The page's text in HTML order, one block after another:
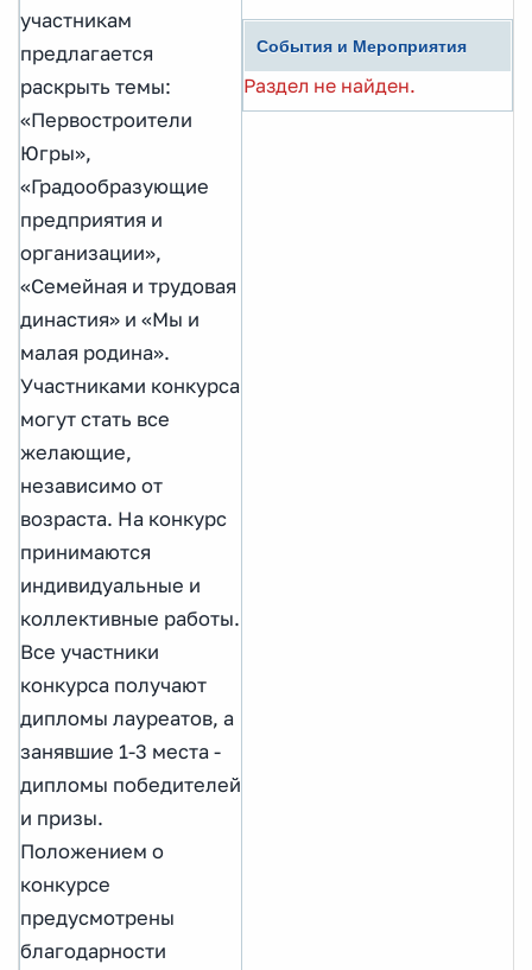
участникам
предлагается
раскрыть темы:
«Первостроители
Югры»,
«Градообразующие
предприятия и
организации»,
«Семейная и трудовая
династия» и «Мы и
малая родина».
Участниками конкурса
могут стать все
желающие,
независимо от
возраста. На конкурс
принимаются
индивидуальные и
коллективные работы.
Все участники
конкурса получают
дипломы лауреатов, а
занявшие 1-3 места -
дипломы победителей
и призы.
Положением о
конкурсе
предусмотрены
благодарности
События и Мероприятия
Раздел не найден.